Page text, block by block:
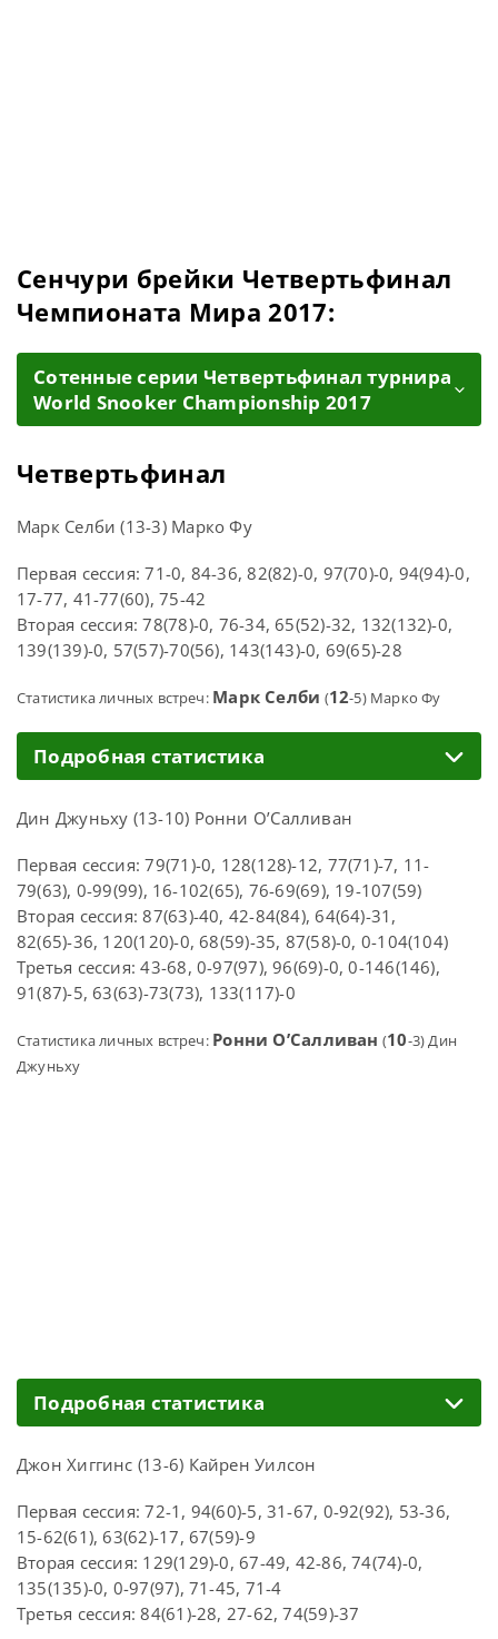
Сенчури брейки Четвертьфинал
Чемпионата Мира 2017:
Cотенные серии Четвертьфинал турнира
World Snooker Championship 2017
Четвертьфинал
Марк Селби (13-3) Марко Фу
Первая сессия: 71-0, 84-36, 82(82)-0, 97(70)-0, 94(94)-0,
17-77, 41-77(60), 75-42
Вторая сессия: 78(78)-0, 76-34, 65(52)-32, 132(132)-0,
139(139)-0, 57(57)-70(56), 143(143)-0, 69(65)-28
Статистика личных встреч: Марк Селби (12-5) Марко Фу
Подробная статистика
Дин Джуньху (13-10) Ронни О’Салливан
Первая сессия: 79(71)-0, 128(128)-12, 77(71)-7, 11-
79(63), 0-99(99), 16-102(65), 76-69(69), 19-107(59)
Вторая сессия: 87(63)-40, 42-84(84), 64(64)-31,
82(65)-36, 120(120)-0, 68(59)-35, 87(58)-0, 0-104(104)
Третья сессия: 43-68, 0-97(97), 96(69)-0, 0-146(146),
91(87)-5, 63(63)-73(73), 133(117)-0
Статистика личных встреч: Ронни О’Салливан (10-3) Дин
Джуньху
Подробная статистика
Джон Хиггинс (13-6) Кайрен Уилсон
Первая сессия: 72-1, 94(60)-5, 31-67, 0-92(92), 53-36,
15-62(61), 63(62)-17, 67(59)-9
Вторая сессия: 129(129)-0, 67-49, 42-86, 74(74)-0,
135(135)-0, 0-97(97), 71-45, 71-4
Третья сессия: 84(61)-28, 27-62, 74(59)-37